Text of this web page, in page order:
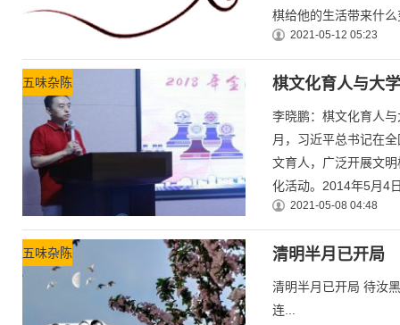
棋给他的生活带来什
2021-05-12 05:23
五味杂陈 棋文化育人与大
李晓鹏：棋文化育人
月，习近平总书记在
文育人，广泛开展文
化活动。2014年5月4
2021-05-08 04:48
五味杂陈 清明半月已开局
清明半月已开局 待汝
连...